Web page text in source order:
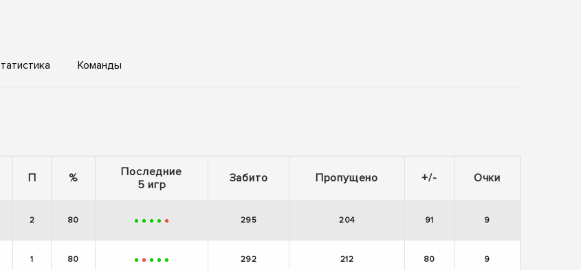
Команды
П %
Последние
5 игр
Забито Пропущено +/- Очки
2 80 + + + + - 295 204 91 9
1 80 + - + + + 292 212 80 9